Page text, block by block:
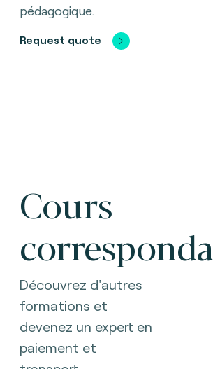
pédagogique.
Request quote
Cours
Découvrez d'autres
formations et
devenez un expert en
paiement et